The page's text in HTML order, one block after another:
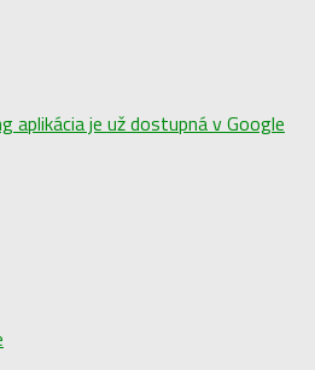
aplikácia je už dostupná v Google